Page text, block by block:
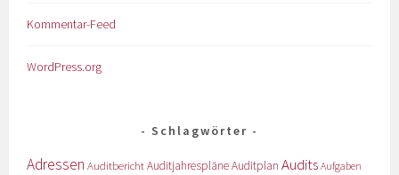
Kommentar-Feed
WordPress.org
Schlagwörter
Adressen AuditberichtAuditjahrespläneAuditplan Audits Aufgaben